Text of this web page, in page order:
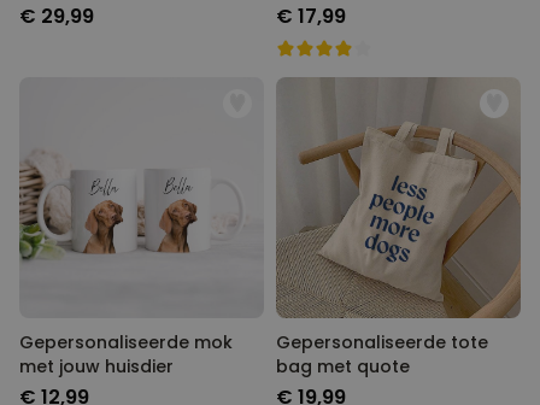
€ 29,99 € 17,99
Gepersonaliseerde mok
met jouw huisdier
€ 12,99
Gepersonaliseerde tote
bag met quote
€ 19,99